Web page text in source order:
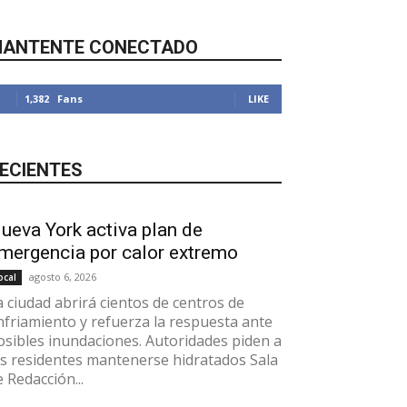
CONECTADO
1,382 Fans LIKE
York activa plan de
por calor extremo
agosto 6, 2026
ciudad abrirá cientos de centros de
y refuerza la respuesta ante
inundaciones. Autoridades piden a
residentes mantenerse hidratados Sala
Redacción...